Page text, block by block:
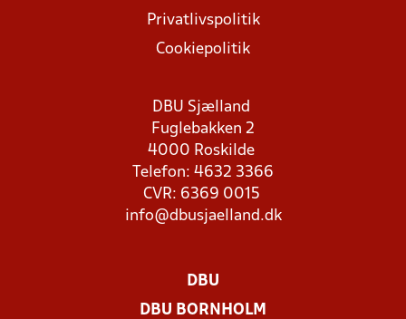
Privatlivspolitik
Cookiepolitik
DBU Sjælland
Fuglebakken 2
4000 Roskilde
Telefon: 4632 3366
CVR: 6369 0015
info@dbusjaelland.dk
DBU
DBU BORNHOLM